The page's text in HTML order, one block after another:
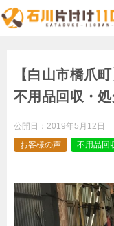
【白山市橋爪
不用品回収・
公開日： 2019年5月12日
お客様の声
不用品回